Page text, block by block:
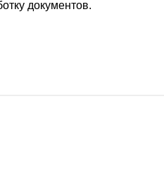
документов.